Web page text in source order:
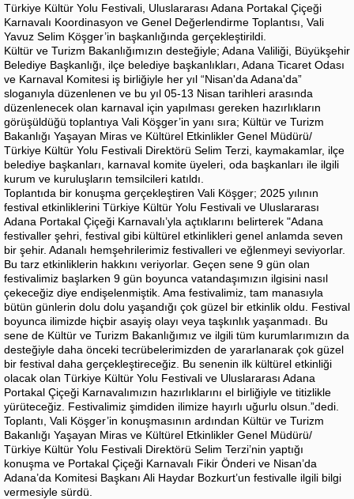
Türkiye Kültür Yolu Festivali, Uluslararası Adana Portakal Çiçeği
Karnavalı Koordinasyon ve Genel Değerlendirme Toplantısı, Vali
Yavuz Selim Köşger’in başkanlığında gerçekleştirildi.
Kültür ve Turizm Bakanlığımızın desteğiyle; Adana Valiliği, Büyükşehir
Belediye Başkanlığı, ilçe belediye başkanlıkları, Adana Ticaret Odası
ve Karnaval Komitesi iş birliğiyle her yıl “Nisan'da Adana'da”
sloganıyla düzenlenen ve bu yıl 05-13 Nisan tarihleri arasında
düzenlenecek olan karnaval için yapılması gereken hazırlıkların
görüşüldüğü toplantıya Vali Köşger’in yanı sıra; Kültür ve Turizm
Bakanlığı Yaşayan Miras ve Kültürel Etkinlikler Genel Müdürü/
Türkiye Kültür Yolu Festivali Direktörü Selim Terzi, kaymakamlar, ilçe
belediye başkanları, karnaval komite üyeleri, oda başkanları ile ilgili
kurum ve kuruluşların temsilcileri katıldı.
Toplantıda bir konuşma gerçekleştiren Vali Köşger; 2025 yılının
festival etkinliklerini Türkiye Kültür Yolu Festivali ve Uluslararası
Adana Portakal Çiçeği Karnavalı’yla açtıklarını belirterek "Adana
festivaller şehri, festival gibi kültürel etkinlikleri genel anlamda seven
bir şehir. Adanalı hemşehrilerimiz festivalleri ve eğlenmeyi seviyorlar.
Bu tarz etkinliklerin hakkını veriyorlar. Geçen sene 9 gün olan
festivalimiz başlarken 9 gün boyunca vatandaşımızın ilgisini nasıl
çekeceğiz diye endişelenmiştik. Ama festivalimiz, tam manasıyla
bütün günlerin dolu dolu yaşandığı çok güzel bir etkinlik oldu. Festival
boyunca ilimizde hiçbir asayiş olayı veya taşkınlık yaşanmadı. Bu
sene de Kültür ve Turizm Bakanlığımız ve ilgili tüm kurumlarımızın da
desteğiyle daha önceki tecrübelerimizden de yararlanarak çok güzel
bir festival daha gerçekleştireceğiz. Bu senenin ilk kültürel etkinliği
olacak olan Türkiye Kültür Yolu Festivali ve Uluslararası Adana
Portakal Çiçeği Karnavalımızın hazırlıklarını el birliğiyle ve titizlikle
yürüteceğiz. Festivalimiz şimdiden ilimize hayırlı uğurlu olsun.”dedi.
Toplantı, Vali Köşger’in konuşmasının ardından Kültür ve Turizm
Bakanlığı Yaşayan Miras ve Kültürel Etkinlikler Genel Müdürü/
Türkiye Kültür Yolu Festivali Direktörü Selim Terzi’nin yaptığı
konuşma ve Portakal Çiçeği Karnavalı Fikir Önderi ve Nisan’da
Adana’da Komitesi Başkanı Ali Haydar Bozkurt’un festivalle ilgili bilgi
vermesiyle sürdü.